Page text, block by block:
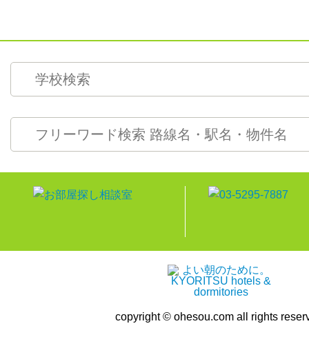
copyright © ohesou.com all rights